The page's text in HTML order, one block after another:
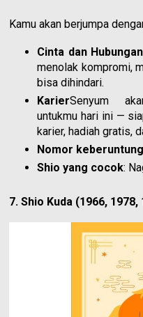
Kamu akan berjumpa
Cinta dan Hubungan
menolak kompromi,
bisa dihindari.
KarierSenyum
untukmu hari ini —
karier, hadiah gratis,
Nomor
Shio yang cocok:
7. Shio Kuda (1966, 1978,